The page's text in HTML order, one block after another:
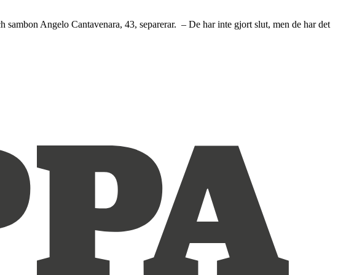
Angelo Cantavenara, 43, separerar. – De har inte gjort slut, men de har det